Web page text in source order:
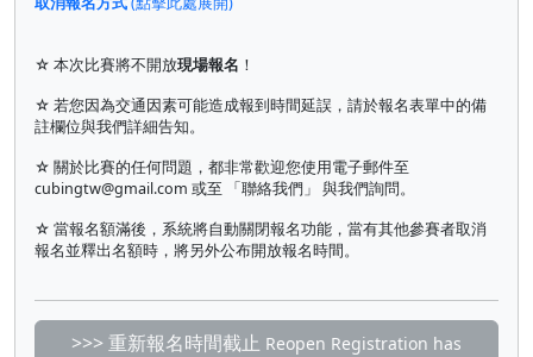
☆ 本次比賽將不開放現場報名 ！
☆ 若您因為交通因素可能造成報到時間延誤，請於報名表單中的備
註欄位與我們詳細告知。
☆ 關於比賽的任何問題，都非常歡迎您使用電子郵件至
cubingtw@gmail.com 或至 「聯絡我們」 與我們詢問。
☆ 當報名額滿後，系統將自動關閉報名功能，當有其他參賽者取消
報名並釋出名額時，將另外公布開放報名時間。
>>> 重新報名時間截止 Reopen Registration has